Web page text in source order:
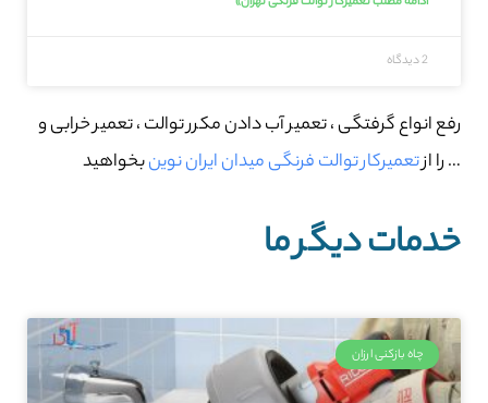
2 دیدگاه
رفع انواع گرفتگی ، تعمیر آب دادن مکرر توالت ، تعمیر خرابی و
… را ازتعمیرکار توالت فرنگی میدان ایران نوینبخواهید
خدمات دیگر ما
چاه بازکنی ارزان